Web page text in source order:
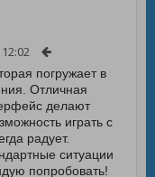
погружает в
Отличная
делают
играть с
радует.
ситуации
попробовать!